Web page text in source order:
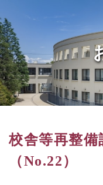
校舎等再整備
（No.22）